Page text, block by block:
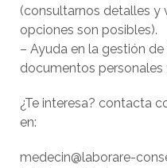
(consultarnos detalles y
opciones son posibles).
– Ayuda en la gestión
documentos personales
¿Te interesa? contacta
en:
medecin@laborare-